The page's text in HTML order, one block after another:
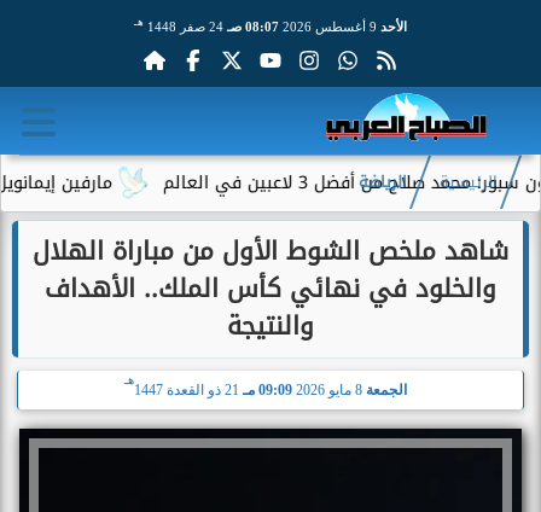
الأحد 08:07 صـ 24 صفر 1448 هـ
مارفين إيمانويل.. أفضل 3 لاعبين في العالم
الرئيسية الرياضة
شاهد ملخص الشوط الأول من مباراة الهلال
والخلود في نهائي كأس الملك.. الأهداف
والنتيجة
الجمعة 09:09 مـ 21 ذو القعدة 1447
هـ